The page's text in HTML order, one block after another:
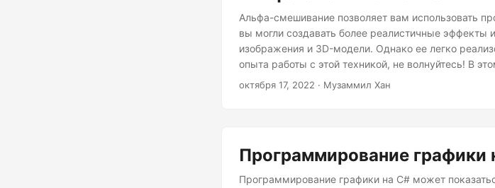
Альфа-смешивание позволяет вам использовать
вы могли создавать более реалистичные эффекты
изображения и 3D-модели. Однако ее легко
опыта работы с этой техникой, не волнуйтесь! В
реализовать альфа-смешивание в C#, создать
октября 17, 2022 · Музаммил Хан
Программирование графики
Программирование графики на C# может